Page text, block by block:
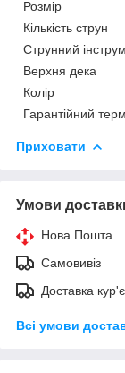
Розмір
Кількість струн
Струнний
Верхня дека
Колір
Гарантійний
Приховати
Умови
Нова Пошта
Самовивіз
Доставка
Всі умови